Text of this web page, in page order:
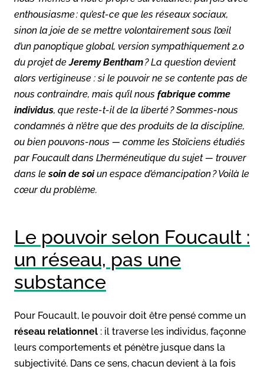
enthousiasme : qu’est-ce que les réseaux sociaux,
sinon la joie de se mettre volontairement sous l’œil
d’un panoptique global, version sympathiquement 2.0
du projet deJeremy Bentham? La question devient
alors vertigineuse : si le pouvoir ne se contente pas de
nous contraindre, mais qu’il nous fabrique comme
individus, que reste-t-il de la liberté ? Sommes-nous
condamnés à n’être que des produits de la discipline,
ou bien pouvons-nous — comme les Stoïciens étudiés
par Foucault dans L’herméneutique du sujet — trouver
dans lesoin de soiun espace d’émancipation ? Voilà le
cœur du problème.
Le pouvoir selon Foucault :
un réseau, pas une
substance
Pour Foucault, le pouvoir doit être pensé comme un
réseau relationnel : il traverse les individus, façonne
leurs comportements et pénètre jusque dans la
subjectivité. Dans ce sens, chacun devient à la fois